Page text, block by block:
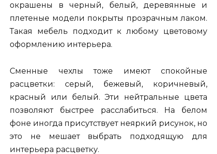
окрашены в черный, белый, деревянные и
плетеные модели покрыты прозрачным лаком.
Такая мебель подходит к любому цветовому
оформлению интерьера.
Сменные чехлы тоже имеют спокойные
расцветки: серый, бежевый, коричневый,
красный или белый. Эти нейтральные цвета
позволяют быстрее расслабиться. На белом
фоне иногда присутствует неяркий рисунок, но
это не мешает выбрать подходящую для
интерьера расцветку.